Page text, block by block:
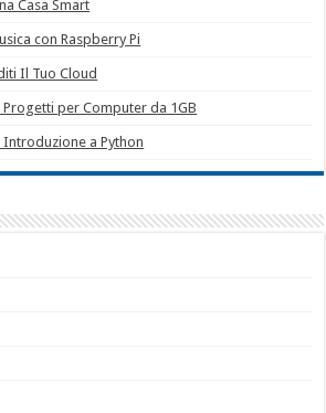
Casa Smart
con Raspberry Pi
Il Tuo Cloud
per Computer da 1GB
Introduzione a Python